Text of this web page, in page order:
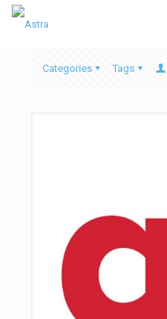
Categories Tags